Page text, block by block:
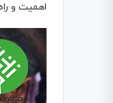
اهمیت و